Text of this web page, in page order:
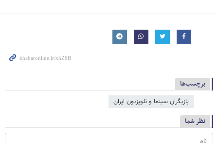
برچسب‌ها
بازیگران سینما و تلویزیون ایران
نظر شما